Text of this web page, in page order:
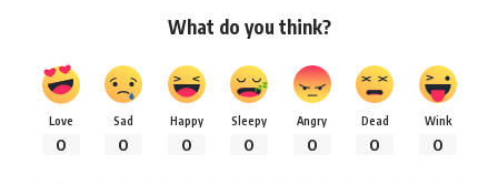
What do you think?
Love
0
Sad
0
Happy
0
Sleepy
0
Angry
0
Dead
0
Wink
0